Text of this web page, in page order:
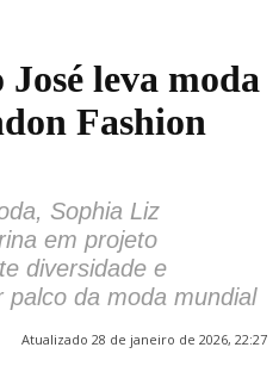
leva moda
Fashion
Sophia Liz
em projeto
diversidade e
palco da moda mundial
Atualizado 28 de janeiro de 2026, 22:27